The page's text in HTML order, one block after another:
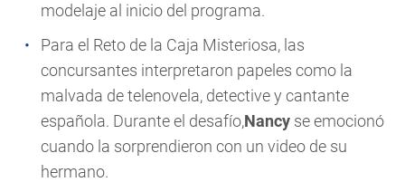
modelaje al inicio del programa.
Para el Reto de la Caja Misteriosa, las
concursantes interpretaron papeles como la
malvada de telenovela, detective y cantante
española. Durante el desafío,Nancy se emocionó
cuando la sorprendieron con un video de su
hermano.